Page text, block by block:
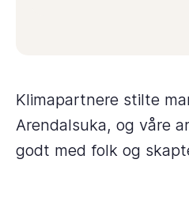
Klimapartnere stilte
Arendalsuka, og våre
godt med folk og